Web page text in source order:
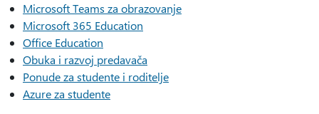
Microsoft Teams za obrazovanje
Microsoft 365 Education
Office Education
Obuka i razvoj predavača
Ponude za studente i roditelje
Azure za studente